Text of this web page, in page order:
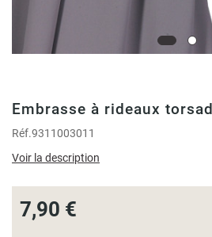
Embrasse à rideaux
Réf.9311003011
Voir la description
7,90 €